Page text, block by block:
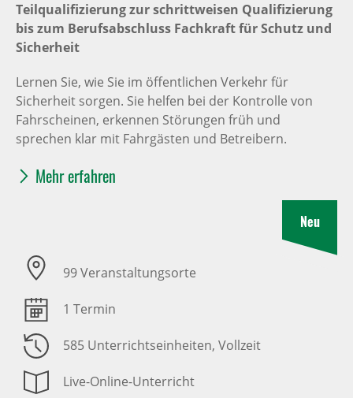
Teilqualifizierung zur schrittweisen Qualifizierung
bis zum Berufsabschluss Fachkraft für Schutz und
Sicherheit
Lernen Sie, wie Sie im öffentlichen Verkehr für
Sicherheit sorgen. Sie helfen bei der Kontrolle von
Fahrscheinen, erkennen Störungen früh und
sprechen klar mit Fahrgästen und Betreibern.
Mehr erfahren
99 Veranstaltungsorte
1 Termin
585 Unterrichtseinheiten, Vollzeit
Live-Online-Unterricht
Neu